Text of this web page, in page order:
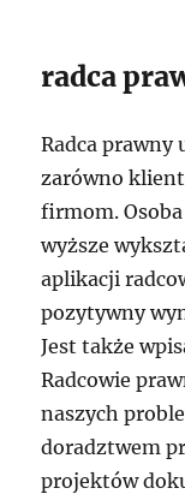
radca
Radca prawny
zarówno
firmom.
wyższe
aplikacji
pozytywny
Jest także
Radcowie
naszych
doradztwem
projektów